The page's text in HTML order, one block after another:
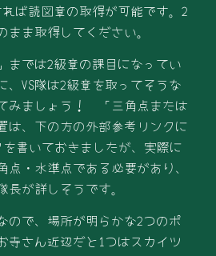
れば読図章の取得が可能です。2
ま取得してください。
までは2級章の課目になってい
、VS隊は2級章を取ってそうな
みましょう！ 「三角点または
は、下の方の外部参考リンクに
を書いておきましたが、実際に
点・水準点である必要があり、
が詳しそうです。
ので、場所が明らかな2つのポ
寺さん近辺だと1つはスカイツ